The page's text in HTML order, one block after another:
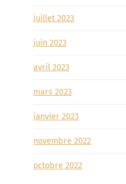
juillet 2023
juin 2023
avril 2023
mars 2023
janvier 2023
novembre 2022
octobre 2022